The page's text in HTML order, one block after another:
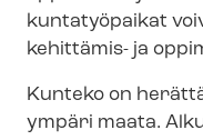
kuntatyöpaikat
kehittämis- ja
Kunteko on
ympäri maata.